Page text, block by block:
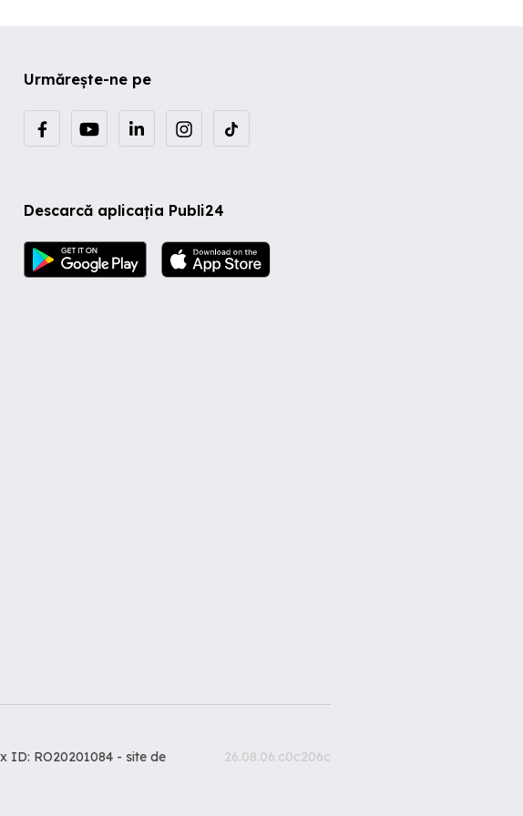
Urmărește-ne pe
Descarcă aplicația Publi24
ID: RO20201084 - site de
26.08.06.c0c206c